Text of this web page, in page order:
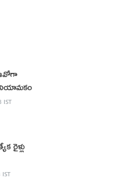
నియామకం
IST
రైళ్లు
IST